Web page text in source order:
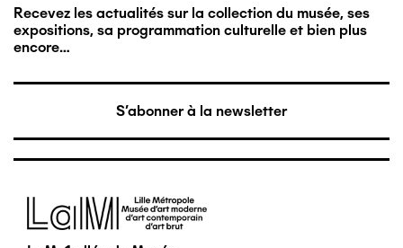
Recevez les actualités sur la collection du musée, ses
expositions, sa programmation culturelle et bien plus
encore…
S'abonner à la newsletter
Image